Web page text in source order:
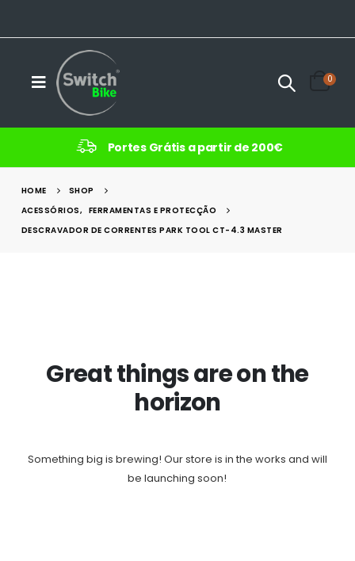
0
Portes Grátis a partir de 200€
HOME
SHOP
ACESSÓRIOS, FERRAMENTAS E PROTECÇÃO
DESCRAVADOR DE CORRENTES PARK TOOL CT-4.3 MASTER
Great things are on the
horizon
Something big is brewing! Our store is in the works and will
be launching soon!